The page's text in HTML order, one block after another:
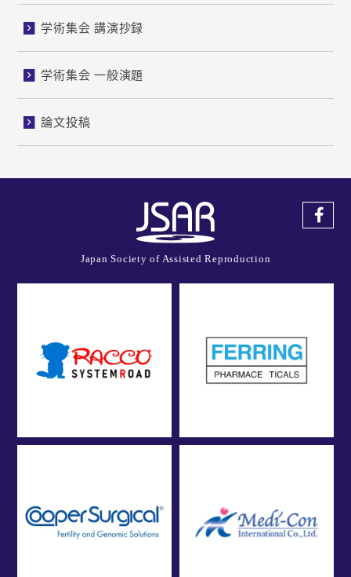
学術集会 講演抄録
学術集会 一般演題
論文投稿
Japan Society of Assisted Reproduction